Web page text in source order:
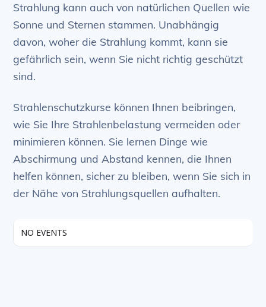
Strahlung kann auch von natürlichen Quellen wie
Sonne und Sternen stammen. Unabhängig
davon, woher die Strahlung kommt, kann sie
gefährlich sein, wenn Sie nicht richtig geschützt
sind.
Strahlenschutzkurse können Ihnen beibringen,
wie Sie Ihre Strahlenbelastung vermeiden oder
minimieren können. Sie lernen Dinge wie
Abschirmung und Abstand kennen, die Ihnen
helfen können, sicher zu bleiben, wenn Sie sich in
der Nähe von Strahlungsquellen aufhalten.
NO EVENTS